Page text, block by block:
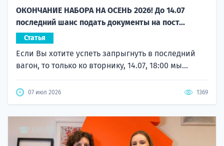
ОКОНЧАНИЕ НАБОРА НА ОСЕНЬ 2026! До 14.07
последний шанс подать документы на пост...
Статья
Если Вы хотите успеть запрыгнуть в последний
вагон, то только ко вторнику, 14.07, 18:00 мы...
07 июл 2026 1369